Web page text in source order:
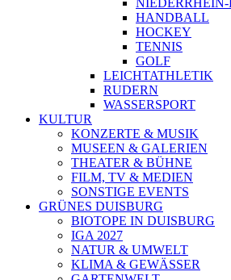
HANDBALL
HOCKEY
TENNIS
GOLF
LEICHTATHLETIK
RUDERN
WASSERSPORT
KULTUR
KONZERTE & MUSIK
MUSEEN & GALERIEN
THEATER & BÜHNE
FILM, TV & MEDIEN
SONSTIGE EVENTS
GRÜNES DUISBURG
BIOTOPE IN DUISBURG
IGA 2027
NATUR & UMWELT
KLIMA & GEWÄSSER